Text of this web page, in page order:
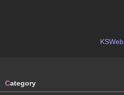
KSWeb
Category